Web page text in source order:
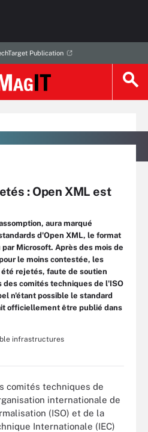
Publication
: Open XML est
aura marqué
d'Open XML, le format
Microsoft. Après des mois de
le moins contestée, les
rejetés, faute de soutien
comités techniques de l'ISO
n'étant possible le standard
officiellement être publié dans
infrastructures
comités techniques de
internationale de
(ISO) et de la
Internationale (IEC)